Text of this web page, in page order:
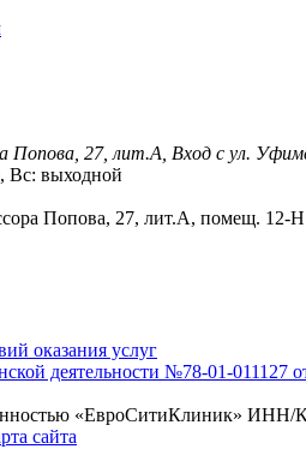
Попова, 27, лит.А, Вход с ул.
Вс: выходной
Попова, 27, лит.А, помещ. 12-Н
деятельности №78-01-011127
«ЕвроСитиКлиник» ИНН/
сайта